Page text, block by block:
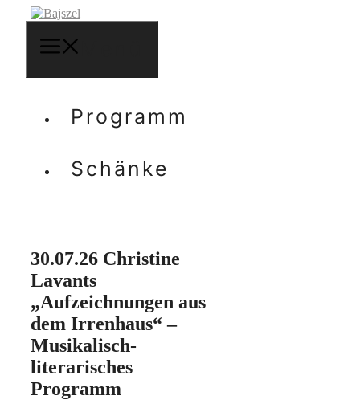
Inhalt
springen
Programm
Schänke
30.07.26 Christine
Lavants
„Aufzeichnungen aus
dem Irrenhaus“ –
Musikalisch-
literarisches
Programm